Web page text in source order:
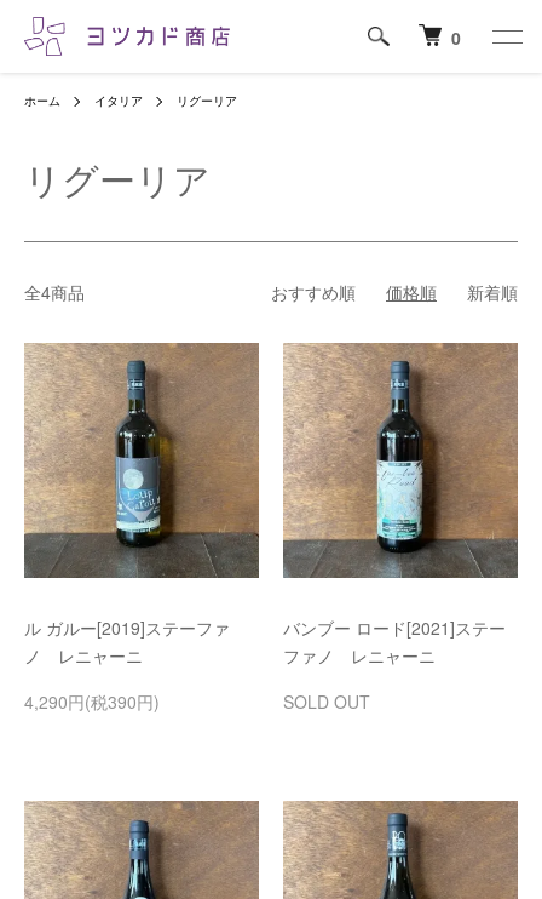
0
ホーム イタリア リグーリア
リグーリア
全4商品 おすすめ順 価格順 新着順
ル ガルー[2019]ステーファ
ノ レニャーニ
4,290円(税390円)
バンブー ロード[2021]ステー
ファノ レニャーニ
SOLD OUT